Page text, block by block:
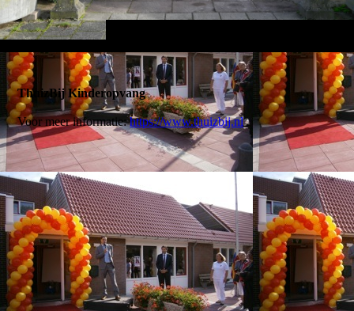
ThuizBij Kinderopvang
Voor meer informatie:https://www.thuizbij.nl